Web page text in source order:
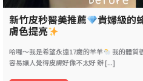
新竹皮秒醫美推薦 貴婦級的
膚色提亮
哈囉～我是希望永遠17歲的羊羊
我的體質
容易讓人覺得皮膚好像不太好 辦 [...]